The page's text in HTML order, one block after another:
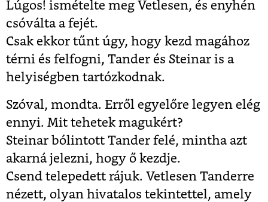
Lúgos! ismételte meg Vetlesen, és enyhén
csóválta a fejét.
Csak ekkor tűnt úgy, hogy kezd magához
térni és felfogni, Tander és Steinar is a
helyiségben tartózkodnak.
Szóval, mondta. Erről egyelőre legyen elég
ennyi. Mit tehetek magukért?
Steinar bólintott Tander felé, mintha azt
akarná jelezni, hogy ő kezdje.
Csend telepedett rájuk. Vetlesen Tanderre
nézett, olyan hivatalos tekintettel, amely